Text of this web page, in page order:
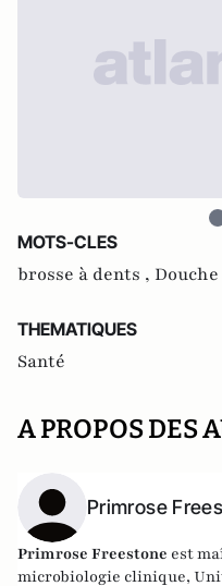
MOTS-CLES
brosse à dents , Douche
THEMATIQUES
Santé
A PROPOS DES
Primrose
Primrose Freestone est
microbiologie clinique,